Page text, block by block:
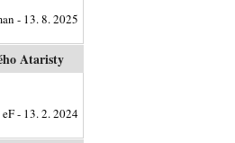
- 13. 8. 2025
Ataristy
eF - 13. 2. 2024